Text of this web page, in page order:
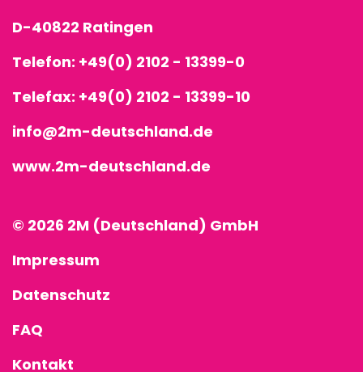
D-40822 Ratingen
Telefon: +49(0) 2102 - 13399-0
Telefax: +49(0) 2102 - 13399-10
info@2m-deutschland.de
www.2m-deutschland.de
© 2026 2M (Deutschland) GmbH
Impressum
Datenschutz
FAQ
Kontakt